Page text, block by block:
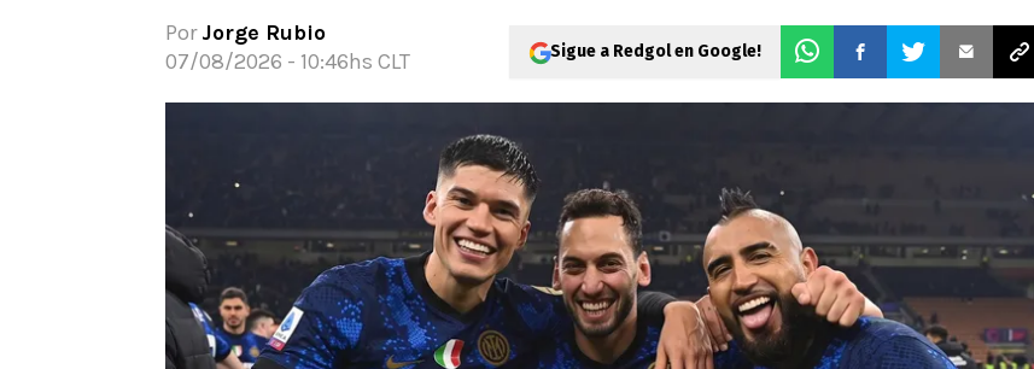
Por Jorge Rubio
07/08/2026 - 10:46hs CLT
Sigue a Redgol en Google!